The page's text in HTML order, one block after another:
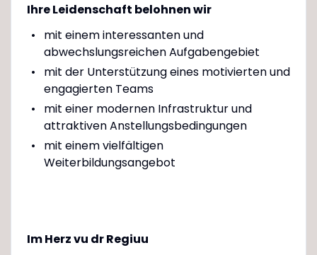
Ihre Leidenschaft belohnen wir
mit einem interessanten und
abwechslungsreichen Aufgabengebiet
mit der Unterstützung eines motivierten und
engagierten Teams
mit einer modernen Infrastruktur und
attraktiven Anstellungsbedingungen
mit einem vielfältigen
Weiterbildungsangebot
Im Herz vu dr Regiuu